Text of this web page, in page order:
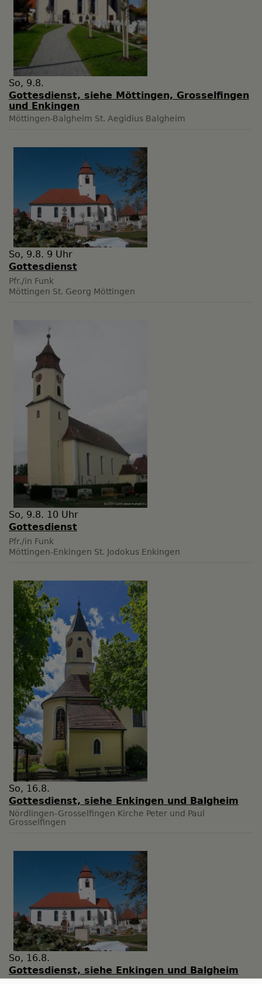
So, 9.8.
Gottesdienst, siehe Möttingen, Grosselfingen
und Enkingen
Möttingen-Balgheim St. Aegidius Balgheim
So, 9.8. 9 Uhr
Gottesdienst
Pfr./in Funk
Möttingen St. Georg Möttingen
So, 9.8. 10 Uhr
Gottesdienst
Pfr./in Funk
Möttingen-Enkingen St. Jodokus Enkingen
So, 16.8.
Gottesdienst, siehe Enkingen und Balgheim
Nördlingen-Grosselfingen Kirche Peter und Paul
Grosselfingen
So, 16.8.
Gottesdienst, siehe Enkingen und Balgheim